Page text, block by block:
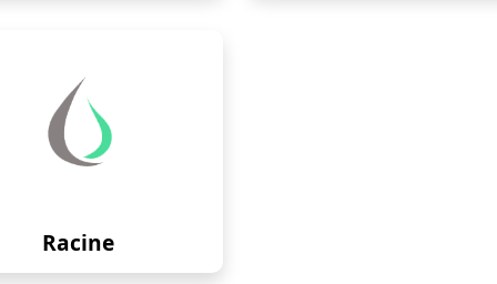
Racine